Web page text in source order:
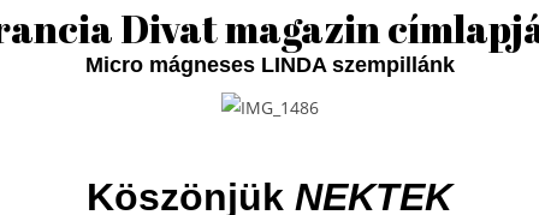
Divat magazin
Micro mágneses LINDA szempillánk
Köszönjük NEKTEK